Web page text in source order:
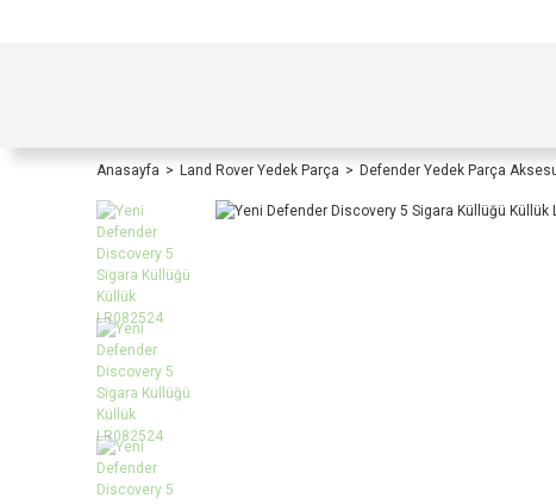
Anasayfa Land Rover Yedek Parça Defender Yedek Parça